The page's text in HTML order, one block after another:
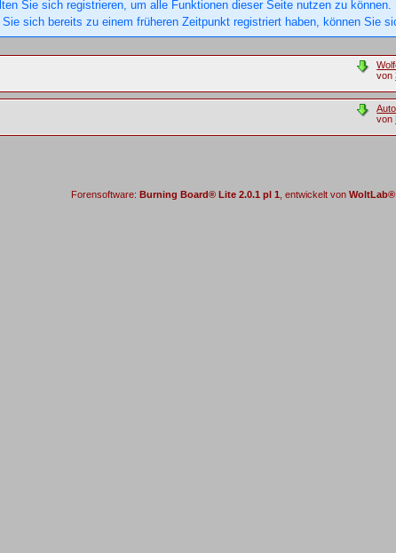
Sie sich registrieren, um alle Funktionen dieser Seite nutzen zu
sich bereits zu einem früheren Zeitpunkt registriert haben, können Sie
von
von
Forensoftware: Burning Board® Lite 2.0.1 pl 1 , entwickelt von